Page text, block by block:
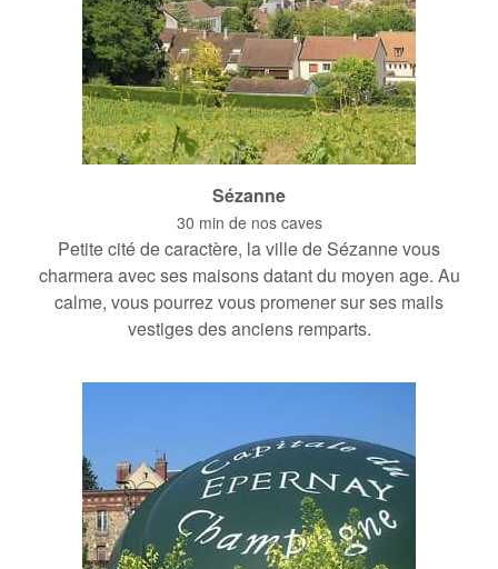
Sézanne
30 min de nos caves
Petite cité de caractère, la ville de Sézanne vous
charmera avec ses maisons datant du moyen age. Au
calme, vous pourrez vous promener sur ses mails
vestiges des anciens remparts.